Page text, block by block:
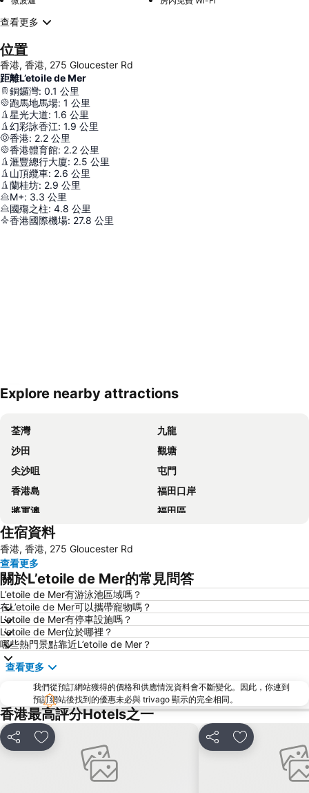
查看更多
位置
香港, 香港, 275 Gloucester Rd
距離L’etoile de Mer
銅鑼灣: 0.1 公里
跑馬地馬場: 1 公里
星光大道: 1.6 公里
幻彩詠香江: 1.9 公里
香港: 2.2 公里
香港體育館: 2.2 公里
滙豐總行大廈: 2.5 公里
山頂纜車: 2.6 公里
蘭桂坊: 2.9 公里
M+: 3.3 公里
國殤之柱: 4.8 公里
香港國際機場: 27.8 公里
展開地圖
Explore nearby attractions
荃灣
九龍
沙田
觀塘
尖沙咀
屯門
香港島
福田口岸
將軍澳
福田區
Mong Kok Metro Station
南山區
元朗
紅磡
天水圍
Wan Chai Metro Station
海洋公園
深水埗區
黃金海岸
新界
羅湖口岸
羅湖
North Point Metro Station
中環
Cheung Chau
羅湖口岸
Sheung Wan Metro Station
Tsing Yi Metro Station
寶安區
Causeway Bay Metro Station
住宿資料
香港, 香港, 275 Gloucester Rd
查看更多
關於L’etoile de Mer的常見問答
L’etoile de Mer有游泳池區域嗎？
在L’etoile de Mer可以攜帶寵物嗎？
L’etoile de Mer有停車設施嗎？
L’etoile de Mer位於哪裡？
哪些熱門景點靠近L’etoile de Mer？
查看更多
我們從預訂網站獲得的價格和供應情況資料會不斷變化。因此，你連到
預訂網站後找到的優惠未必與 trivago 顯示的完全相同。
香港最高評分Hotels之一
分享 放到收藏夾 分享 放到收藏夾